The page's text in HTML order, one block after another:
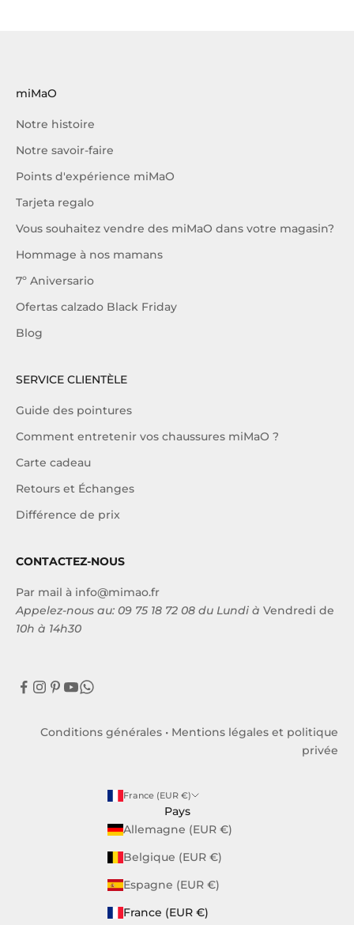
miMaO
Notre histoire
Notre savoir-faire
Points d'expérience miMaO
Tarjeta regalo
Vous souhaitez vendre des miMaO dans votre magasin?
Hommage à nos mamans
7º Aniversario
Ofertas calzado Black Friday
Blog
SERVICE CLIENTÈLE
Guide des pointures
Comment entretenir vos chaussures miMaO ?
Carte cadeau
Retours et Échanges
Différence de prix
CONTACTEZ-NOUS
Par mail à info@mimao.fr
Appelez-nous au: 09 75 18 72 08 du Lundi à Vendredi de
10h à 14h30
Conditions générales • Mentions légales et politique
privée
France (EUR €)
Pays
Allemagne (EUR €)
Belgique (EUR €)
Espagne (EUR €)
France (EUR €)